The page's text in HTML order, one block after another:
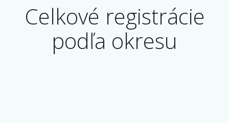
Celkové registrácie
podľa okresu